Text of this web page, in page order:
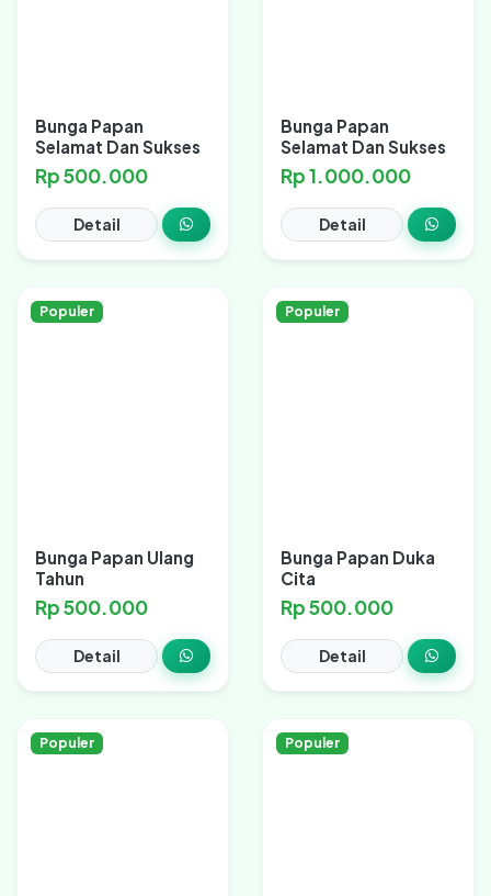
Bunga Papan
Selamat Dan Sukses
Rp 500.000
Detail
Bunga Papan
Selamat Dan Sukses
Rp 1.000.000
Detail
Populer
Bunga Papan Ulang
Tahun
Rp 500.000
Detail
Populer
Bunga Papan Duka
Cita
Rp 500.000
Detail
Populer Populer